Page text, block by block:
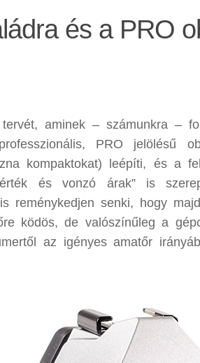
és a PRO
aminek – számunkra –
PRO jelölésű
kompaktokat) leépíti, és a
érték és vonzó árak” is
reménykedjen senki, hogy
ködös, de valószínűleg a
az igényes amatőr